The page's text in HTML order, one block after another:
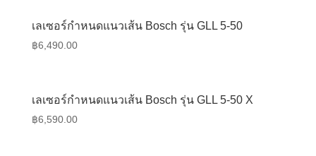
เลเซอร์กำหนดแนวเส้น Bosch รุ่น GLL 5-50
฿6,490.00
เลเซอร์กำหนดแนวเส้น Bosch รุ่น GLL 5-50 X
฿6,590.00